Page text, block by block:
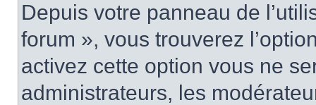
Depuis votre panneau de
forum », vous trouverez
activez cette option vous ne
administrateurs, les